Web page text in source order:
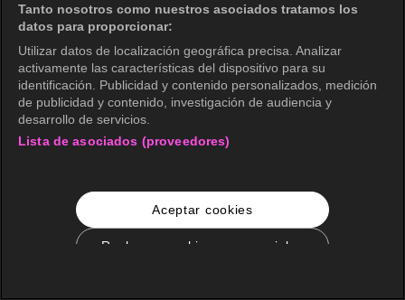
Tanto nosotros como nuestros asociados tratamos los
datos para proporcionar:
Utilizar datos de localización geográfica precisa. Analizar
activamente las características del dispositivo para su
identificación. Publicidad y contenido personalizados, medición
de publicidad y contenido, investigación de audiencia y
desarrollo de servicios.
Lista de asociados (proveedores)
Aceptar cookies
Rechazar cookies no esenciales